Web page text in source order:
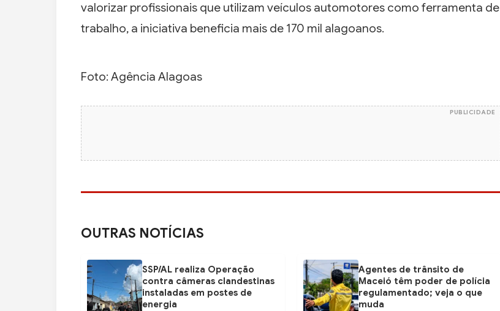
valorizar profissionais que utilizam veículos automotores como ferramenta de
trabalho, a iniciativa beneficia mais de 170 mil alagoanos.
Foto: Agência Alagoas
PUBLICIDADE
OUTRAS NOTÍCIAS
SSP/AL realiza Operação
contra câmeras clandestinas
instaladas em postes de
energia
Agentes de trânsito de
Maceió têm poder de polícia
regulamentado; veja o que
muda